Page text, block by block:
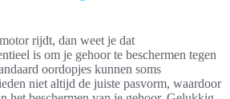
rijdt, dan weet je dat
is om je gehoor te beschermen tegen
oordopjes kunnen soms
niet altijd de juiste pasvorm, waardoor